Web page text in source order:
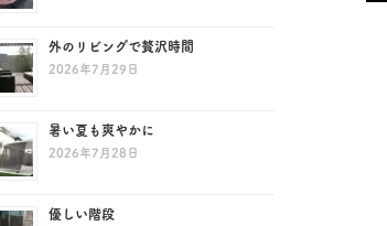
外のリビングで贅沢時間
2026年7月29日
暑い夏も爽やかに
2026年7月28日
優しい階段